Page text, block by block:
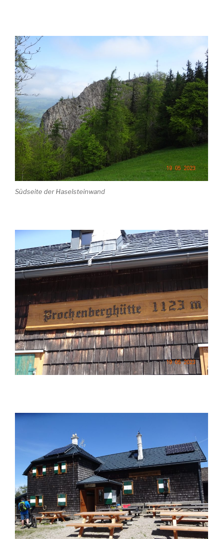
Südseite der Haselsteinwand